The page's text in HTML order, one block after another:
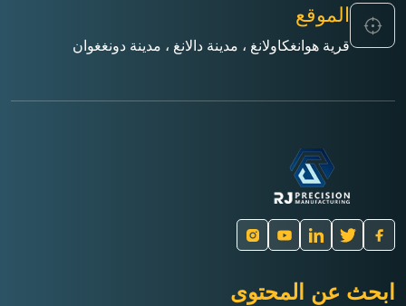
الموقع
قرية هوانغكاولانغ ، مدينة دالانغ ، مدينة دونغغوان
ابحث عن المحتوى